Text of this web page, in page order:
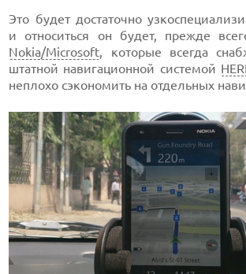
Это будет достаточно
и относиться он будет, прежде
Nokia/Microsoft, которые всегда
штатной навигационной системой
неплохо сэкономить на отдельных